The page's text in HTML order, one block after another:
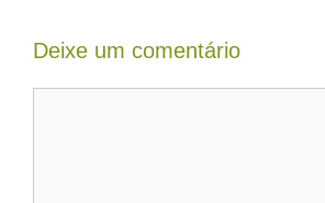
Deixe um comentário